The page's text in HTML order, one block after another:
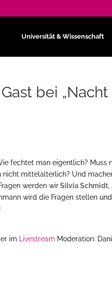
Universität & Wissenschaft
bei
fechtet man eigentlich? Muss
nicht mittelalterlich? Und
werden wirSilvia Schmidt
wird die Fragen stellen
im
Livestream Moderation: